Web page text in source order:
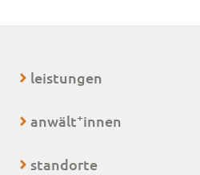
leistungen
anwält+innen
standorte